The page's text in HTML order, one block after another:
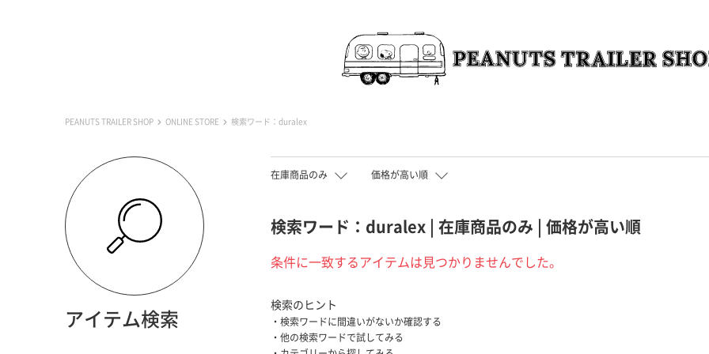
PEANUTS TRAILER SHOP ONLINE STORE 検索ワード：duralex
在庫商品のみ 価格が高い順
検索ワード：duralex | 在庫商品のみ | 価格が高い順
条件に一致するアイテムは見つかりませんでした。
検索のヒント
検索ワードに間違いがないか確認する
他の検索ワードで試してみる
アイテム検索